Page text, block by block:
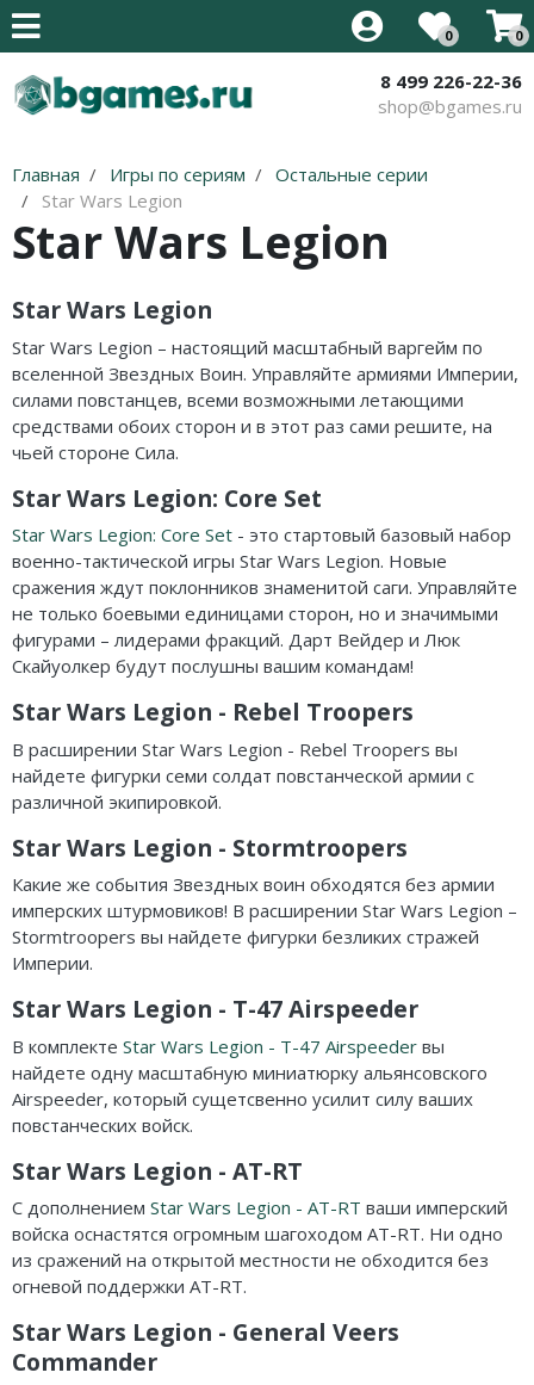
0 0
8 499 226-22-36
shop@bgames.ru
Главная Игры по сериям
Остальные серии
Star Wars Legion
Star Wars Legion
Star Wars Legion
Star Wars Legion – настоящий масштабный варгейм по
вселенной Звездных Воин. Управляйте армиями Империи,
силами повстанцев, всеми возможными летающими
средствами обоих сторон и в этот раз сами решите, на
чьей стороне Сила.
Star Wars Legion: Core Set
Star Wars Legion: Core Set - это стартовый базовый набор
военно-тактической игры Star Wars Legion. Новые
сражения ждут поклонников знаменитой саги. Управляйте
не только боевыми единицами сторон, но и значимыми
фигурами – лидерами фракций. Дарт Вейдер и Люк
Скайуолкер будут послушны вашим командам!
Star Wars Legion - Rebel Troopers
В расширении Star Wars Legion - Rebel Troopers вы
найдете фигурки семи солдат повстанческой армии с
различной экипировкой.
Star Wars Legion - Stormtroopers
Какие же события Звездных воин обходятся без армии
имперских штурмовиков! В расширении Star Wars Legion –
Stormtroopers вы найдете фигурки безликих стражей
Империи.
Star Wars Legion - T-47 Airspeeder
В комплекте Star Wars Legion - T-47 Airspeeder вы
найдете одну масштабную миниатюрку альянсовского
Airspeeder, который сущетсвенно усилит силу ваших
повстанческих войск.
Star Wars Legion - AT-RT
С дополнением Star Wars Legion - AT-RT ваши имперский
войска оснастятся огромным шагоходом AT-RT. Ни одно
из сражений на открытой местности не обходится без
огневой поддержки AT-RT.
Star Wars Legion - General Veers
Commander
Все товары
Карточные на английском
Приключения на английском
Семейные на английском
Тактические на английском
Все товары
Хиты продаж
В подарок
Для всей семьи
Для компании
Для двоих
В дорогу
Карточные
Логические
Кооперативные
Приключения
Экономические
Тактические
Детективные
Игры-квесты
Викторины
Для взрослых (18+)
Все товары
Иннистрад: Полночная Охота
Приключения в Забытых
Королевствах
Стриксхейвен: Школа Магов
Калдхайм
Все товары
Протекторы
Все товары
Кубики
Все товары
Акция